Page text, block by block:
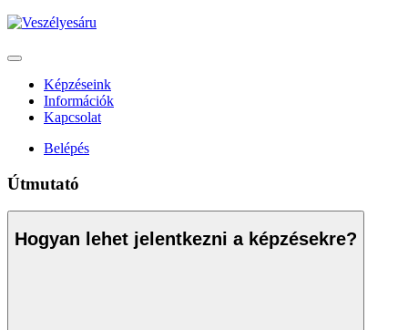
Képzéseink
Információk
Kapcsolat
Belépés
Útmutató
Hogyan lehet jelentkezni a képzésekre?